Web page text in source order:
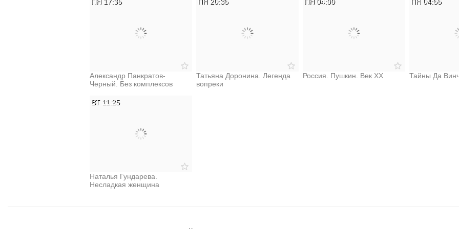
Александр Панкратов-
Черный. Без комплексов
Татьяна Доронина. Легенда
вопреки
Россия. Пушкин. Век XX Тайны Да
Наталья Гундарева.
Несладкая женщина
ВТ 11:25